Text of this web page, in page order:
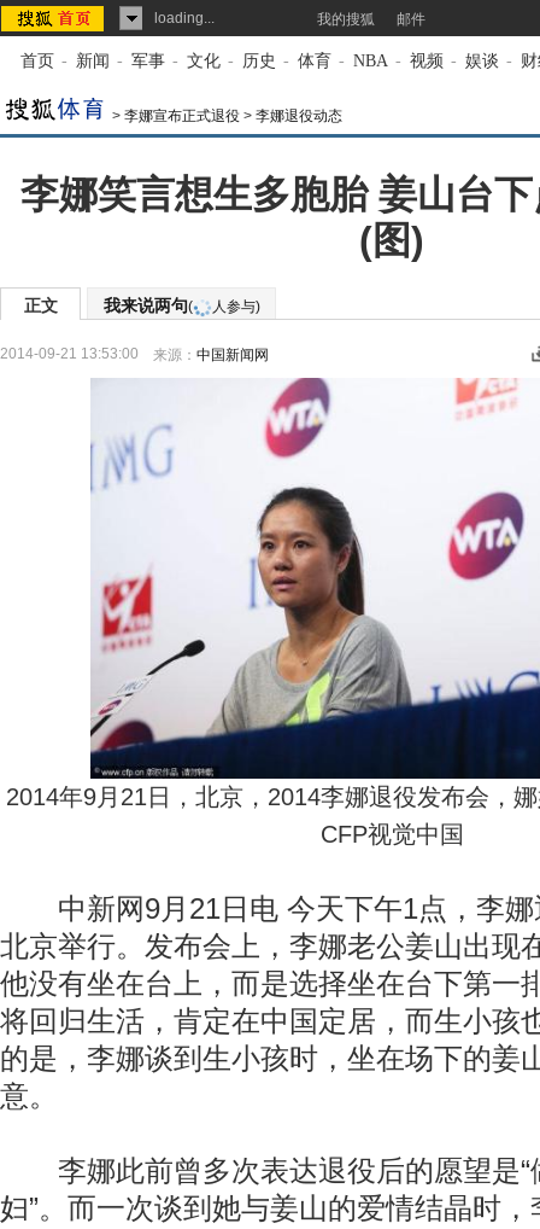
loading... 我的搜狐 邮件
首页 - 新闻 - 军事 - 文化 - 历史 - 体育 - NBA - 视频 - 娱谈 -
> 李娜宣布正式退役 > 李娜退役动态
李娜笑言想生多胞胎 姜山台
(图)
正文 我来说两句( 人参与)
2014-09-21 13:53:00 来源： 中国新闻网
2014年9月21日，北京，2014李娜退役发布会，
CFP视觉中国
中新网9月21日电 今天下午1点，李娜
北京举行。发布会上，李娜老公姜山出现
他没有坐在台上，而是选择坐在台下第一
将回归生活，肯定在中国定居，而生小孩
的是，李娜谈到生小孩时，坐在场下的姜
意。
李娜此前曾多次表达退役后的愿望是“
妇”。而一次谈到她与姜山的爱情结晶时